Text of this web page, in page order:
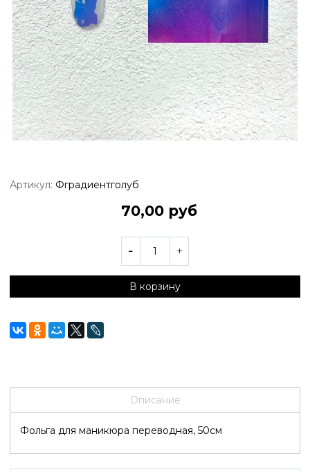
Артикул: Фградиентголуб
70,00 руб
В корзину
Описание
Фольга для маникюра переводная, 50см